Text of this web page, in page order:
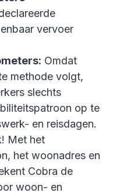
vervoer
Omdat
methode volgt,
slechts
op te
en reisdagen.
Met het
het woonadres en
Cobra de
woon- en